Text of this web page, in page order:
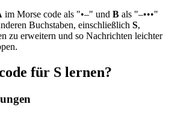
im Morse code als "•–" und B als "–•••"
Buchstaben, einschließlich S,
zu erweitern und so Nachrichten leichter
für S lernen?